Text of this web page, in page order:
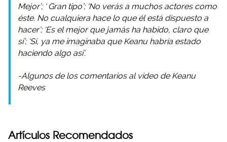
Mejor’; ‘ Gran tipo’; ‘No verás a muchos actores como
éste. No cualquiera hace lo que él está dispuesto a
hacer’; ‘Es el mejor que jamás ha habido, claro que
sí’; ‘Sí, ya me imaginaba que Keanu habría estado
haciendo algo así’.
-Algunos de los comentarios al video de Keanu
Reeves
Artículos Recomendados